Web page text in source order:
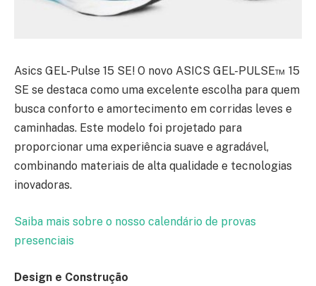
Asics GEL-Pulse 15 SE! O novo ASICS GEL-PULSE™ 15
SE se destaca como uma excelente escolha para quem
busca conforto e amortecimento em corridas leves e
caminhadas. Este modelo foi projetado para
proporcionar uma experiência suave e agradável,
combinando materiais de alta qualidade e tecnologias
inovadoras.
Saiba mais sobre o nosso calendário de provas
presenciais
Design e Construção